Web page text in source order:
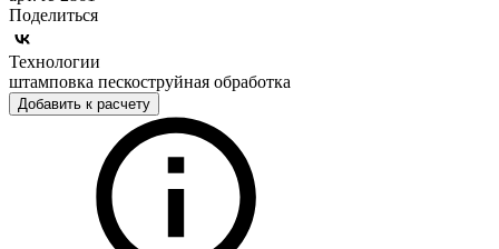
Поделиться
Технологии
штамповка пескоструйная обработка
Добавить к расчету